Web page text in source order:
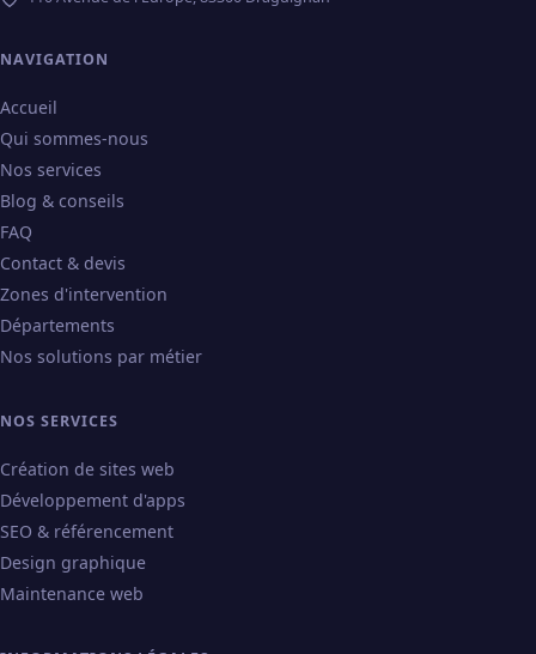
NAVIGATION
Accueil
Qui sommes-nous
Nos services
Blog & conseils
FAQ
Contact & devis
Zones d'intervention
Départements
Nos solutions par métier
NOS SERVICES
Création de sites web
Développement d'apps
SEO & référencement
Design graphique
Maintenance web